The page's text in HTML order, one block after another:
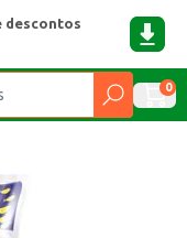
descontos
0